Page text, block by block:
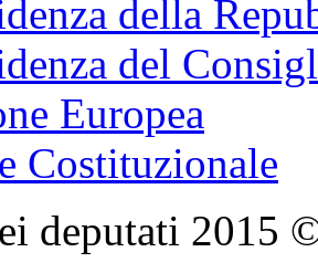
della
del
Europea
Costituzionale
deputati